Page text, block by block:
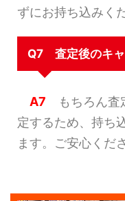
ずにお持ち込みく
Q7 査定後のキャ
A7 もちろん査
定するため、持ち
ます。ご安心くだ